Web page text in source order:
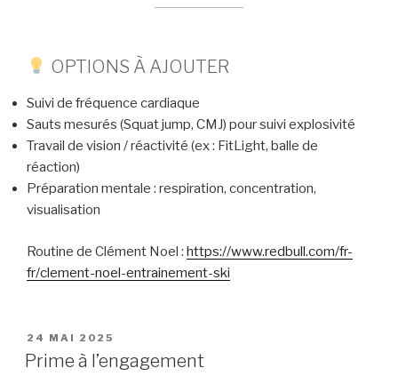
OPTIONS À AJOUTER
Suivi de fréquence cardiaque
Sauts mesurés (Squat jump, CMJ) pour suivi explosivité
Travail de vision / réactivité (ex : FitLight, balle de
réaction)
Préparation mentale : respiration, concentration,
visualisation
Routine de Clément Noel : https://www.redbull.com/fr-
fr/clement-noel-entrainement-ski
PUBLIÉ
LE
24 MAI 2025
Prime à l’engagement